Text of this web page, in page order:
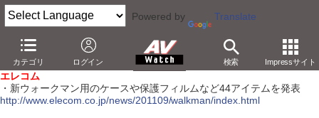
Powered by Translate
カテゴリ ログイン 検索 Impressサイト
【9月13日】
【ハードウェア】
エレコム
・新ウォークマン用のケースや保護フィルムなど44アイテムを発表
http://www.elecom.co.jp/news/201109/walkman/index.html